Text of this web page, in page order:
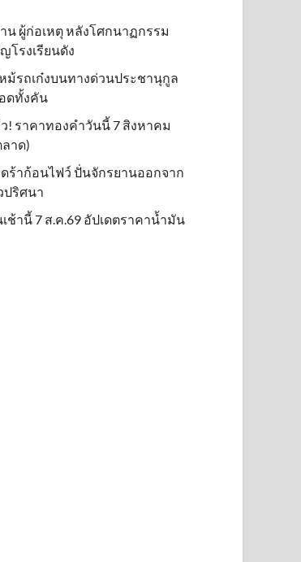
น ผู้ก่อเหตุ หลังโศกนาฏกรรม
โรงเรียนดัง
ม้รถเก๋งบนทางด่วนประชานุกูล
ดทั้งคัน
! ราคาทองคำวันนี้ 7 สิงหาคม
ลาด)
ดร้าก้อนไฟว์ ปั่นจักรยานออกจาก
ปริศนา
ช้านี้ 7 ส.ค.69 อัปเดตราคาน้ำมัน